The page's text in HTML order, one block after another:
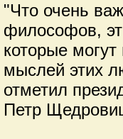
"Что очень
философов,
которые
мыслей этих
отметил
Петр